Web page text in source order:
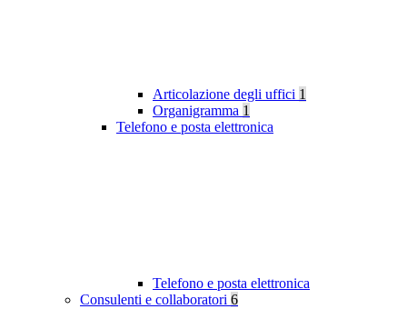
Articolazione degli uffici 1
Organigramma 1
Telefono e posta elettronica
Telefono e posta elettronica
Consulenti e collaboratori 6